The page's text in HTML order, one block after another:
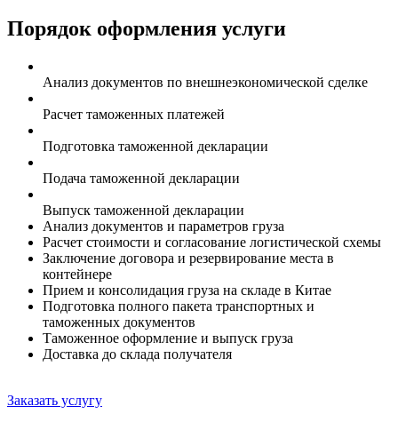
Порядок оформления услуги
Анализ документов по внешнеэкономической сделке
Расчет таможенных платежей
Подготовка таможенной декларации
Подача таможенной декларации
Выпуск таможенной декларации
Анализ документов и параметров груза
Расчет стоимости и согласование логистической схемы
Заключение договора и резервирование места в
контейнере
Прием и консолидация груза на складе в Китае
Подготовка полного пакета транспортных и
таможенных документов
Таможенное оформление и выпуск груза
Доставка до склада получателя
Заказать услугу